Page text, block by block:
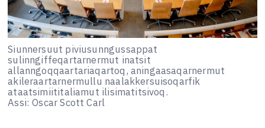
Siunnersuut piviusunngussappat
sulinngiffeqartarnermut inatsit
allanngoqqaartariaqartoq, aningaasaqarnermut
akileraartarnermullu naalakkersuisoqarfik
ataatsimiititaliamut ilisimatitsivoq.
Assi: Oscar Scott Carl